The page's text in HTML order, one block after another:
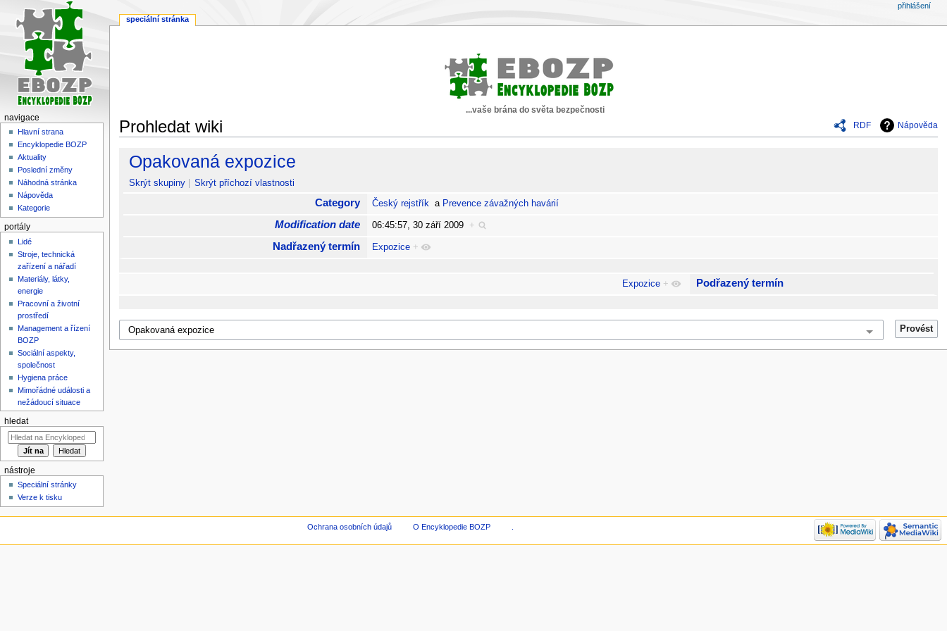
...vaše brána do světa bezpečnosti
RDF
Nápověda
Prohledat wiki
Skočit
navigaci
Skočit
vyhledávání
Opakovaná expozice
Skrýt skupiny Skrýt příchozí vlastnosti
Category Český rejstřík a Prevence závažných havárií
Modification date 06:45:57, 30 září 2009 +
Nadřazený termín Expozice +
Expozice + Podřazený termín
speciální stránka
přihlášení
navigace
Hlavní strana
Encyklopedie BOZP
Aktuality
Poslední změny
Náhodná stránka
Nápověda
Kategorie
portály
Lidé
Stroje, technická
zařízení a nářadí
Materiály, látky,
energie
Pracovní a životní
prostředí
Management a řízení
BOZP
Sociální aspekty,
společnost
Hygiena práce
Mimořádné události a
nežádoucí situace
hledat
nástroje
Speciální stránky
Verze k tisku
Ochrana osobních údajů O Encyklopedie BOZP